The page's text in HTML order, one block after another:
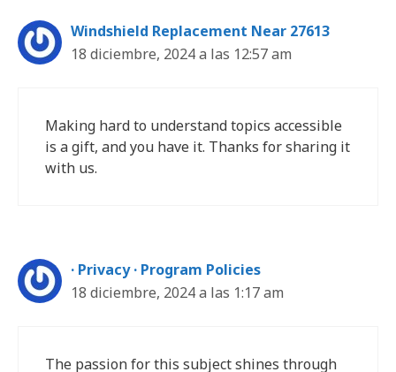
Windshield Replacement Near 27613
18 diciembre, 2024 a las 12:57 am
Making hard to understand topics accessible
is a gift, and you have it. Thanks for sharing it
with us.
· Privacy · Program Policies
18 diciembre, 2024 a las 1:17 am
The passion for this subject shines through